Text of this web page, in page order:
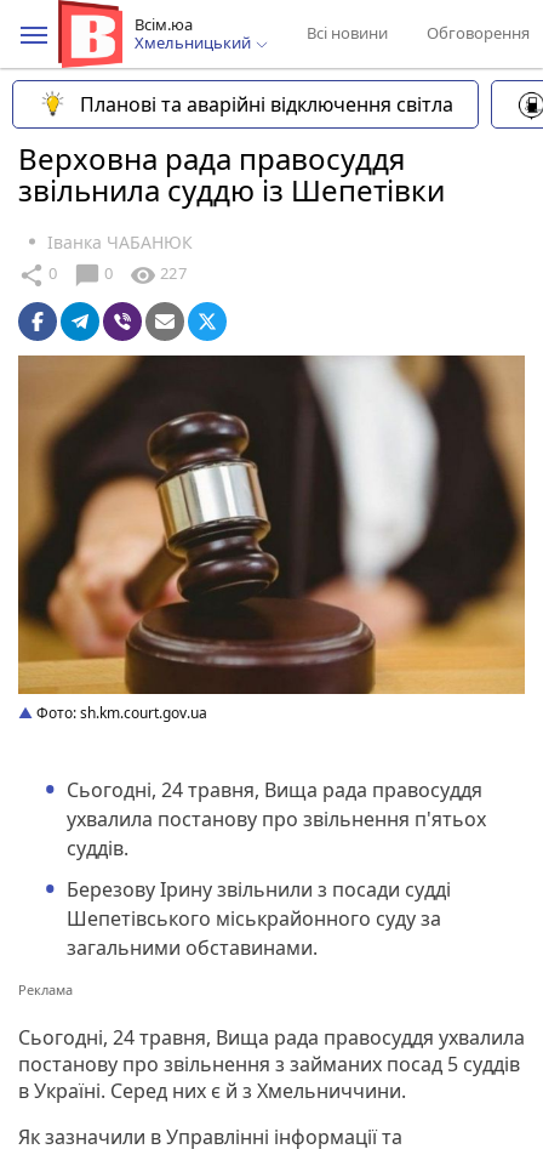
Всім.юа
Хмельницький
Всі новини Обговорення
Планові та аварійні відключення світла
Верховна рада правосуддя
звільнила суддю із Шепетівки
Іванка ЧАБАНЮК
share 0 chat_bubble 0 visibility 227
Фото: sh.km.court.gov.ua
Сьогодні, 24 травня, Вища рада правосуддя
ухвалила постанову про звільнення п'ятьох
суддів.
Березову Ірину звільнили з посади судді
Шепетівського міськрайонного суду за
загальними обставинами.
Сьогодні, 24 травня, Вища рада правосуддя ухвалила
постанову про звільнення з займаних посад 5 суддів
в Україні. Серед них є й з Хмельниччини.
Як зазначили в Управлінні інформації та